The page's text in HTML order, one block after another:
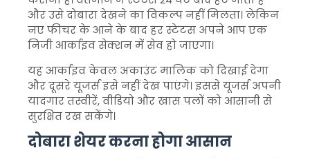
और उसे दोबारा देखने का विकल्प नहीं मिलता। लेकिन
नए फीचर के आने के बाद हर स्टेटस अपने आप एक
निजी आर्काइव सेक्शन में सेव हो जाएगा।
यह आर्काइव केवल अकाउंट मालिक को दिखाई देगा
और दूसरे यूजर्स इसे नहीं देख पाएंगे। इससे यूजर्स अपनी
यादगार तस्वीरें, वीडियो और खास पलों को आसानी से
सुरक्षित रख सकेंगे।
दोबारा शेयर करना होगा आसान